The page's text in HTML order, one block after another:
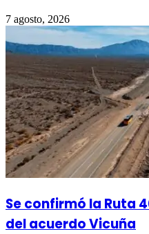
7 agosto, 2026
Se confirmó la Ruta
del acuerdo Vicuña